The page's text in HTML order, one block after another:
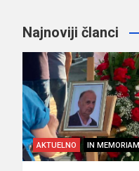
Najnoviji članci
AKTUELNO IN MEMORIAM